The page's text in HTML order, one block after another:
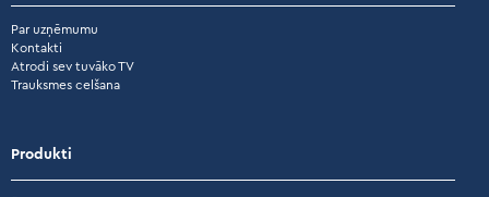
Par uzņēmumu
Kontakti
Atrodi sev tuvāko TV
Trauksmes celšana
Produkti